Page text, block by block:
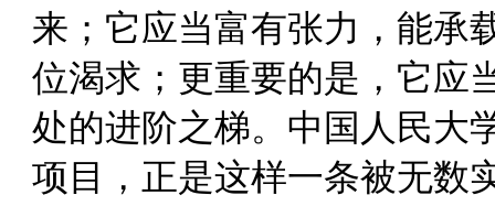
来；它应当富有张力，能承
位渴求；更重要的是，它应
处的进阶之梯。 中国人民大
项目，正是这样一条被无数